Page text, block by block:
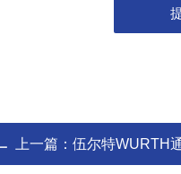
上一篇： 伍尔特WURTH